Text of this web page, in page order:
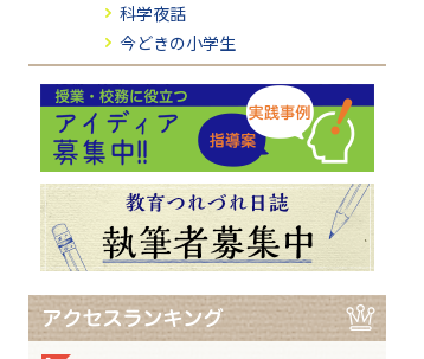
科学夜話
今どきの小学生